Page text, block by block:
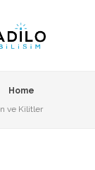
Home
ve Kilitler